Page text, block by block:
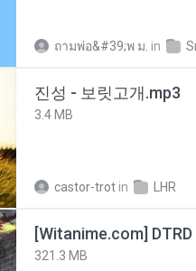
ถามพ่อ&#39;พ ม. in
진성 - 보릿고개.mp3
3.4 MB
castor-trot in LHR
[Witanime.com] DTRD
321.3 MB